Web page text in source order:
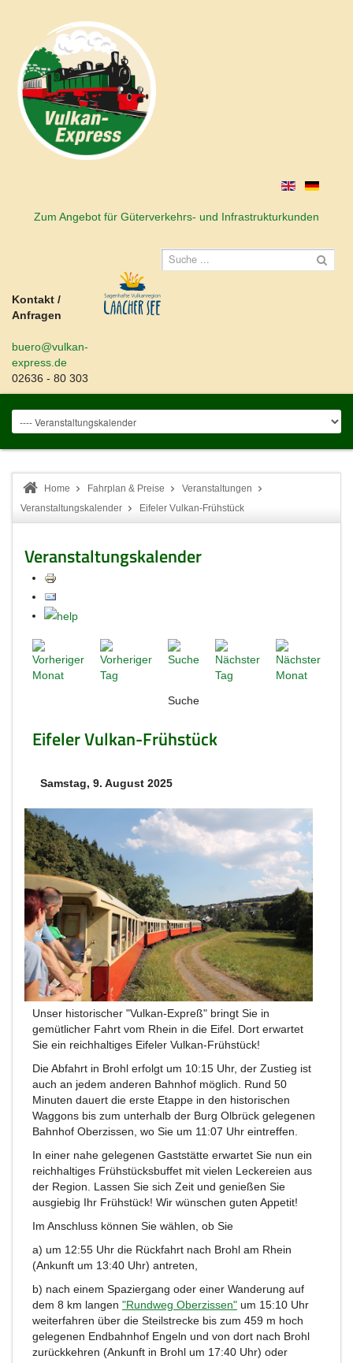
Zum Angebot für Güterverkehrs- und Infrastrukturkunden
Kontakt /
Anfragen
buero@vulkan-
express.de
02636 - 80 303
Home Fahrplan & Preise
Veranstaltungen
Veranstaltungskalender
Eifeler Vulkan-Frühstück
Veranstaltungskalender
Suche
Eifeler Vulkan-Frühstück
Samstag, 9. August 2025
Unser historischer "Vulkan-Expreß" bringt Sie in
gemütlicher Fahrt vom Rhein in die Eifel. Dort erwartet
Sie ein reichhaltiges Eifeler Vulkan-Frühstück!
Die Abfahrt in Brohl erfolgt um 10:15 Uhr, der Zustieg ist
auch an jedem anderen Bahnhof möglich. Rund 50
Minuten dauert die erste Etappe in den historischen
Waggons bis zum unterhalb der Burg Olbrück gelegenen
Bahnhof Oberzissen, wo Sie um 11:07 Uhr eintreffen.
In einer nahe gelegenen Gaststätte erwartet Sie nun ein
reichhaltiges Frühstücksbuffet mit vielen Leckereien aus
der Region. Lassen Sie sich Zeit und genießen Sie
ausgiebig Ihr Frühstück! Wir wünschen guten Appetit!
Im Anschluss können Sie wählen, ob Sie
a) um 12:55 Uhr die Rückfahrt nach Brohl am Rhein
(Ankunft um 13:40 Uhr) antreten,
b) nach einem Spaziergang oder einer Wanderung auf
dem 8 km langen "Rundweg Oberzissen" um 15:10 Uhr
weiterfahren über die Steilstrecke bis zum 459 m hoch
gelegenen Endbahnhof Engeln und von dort nach Brohl
zurückkehren (Ankunft in Brohl um 17:40 Uhr) oder